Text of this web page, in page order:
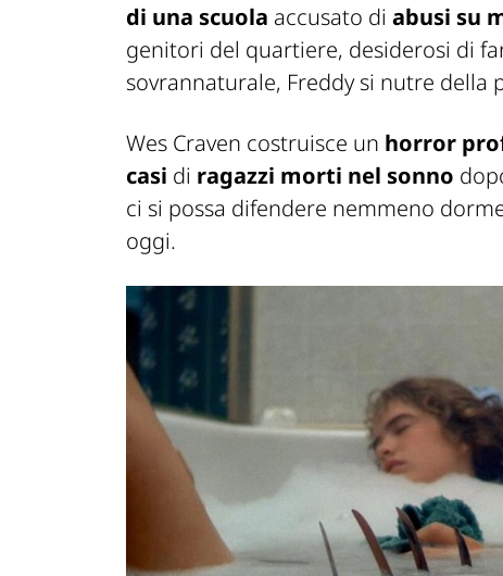
di una scuola accusato di abusi su
genitori del quartiere, desiderosi di
sovrannaturale, Freddy si nutre della
Wes Craven costruisce un horror
casi di ragazzi morti nel sonno
ci si possa difendere nemmeno
oggi.